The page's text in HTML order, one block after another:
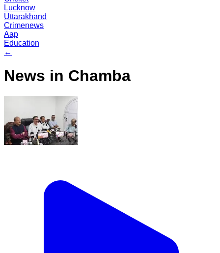
Lucknow
Uttarakhand
Crimenews
Aap
Education
←
News in Chamba